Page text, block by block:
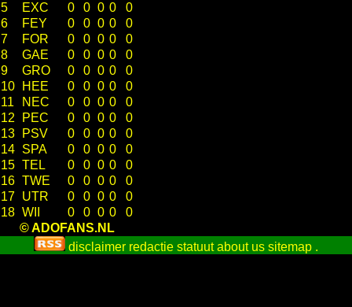
5
EXC 0 0 0 0
0
6
FEY 0 0 0 0
0
7
FOR 0 0 0 0
0
8
GAE 0 0 0 0
0
9
GRO 0 0 0 0
0
10
HEE 0 0 0 0
0
11
NEC 0 0 0 0
0
12
PEC 0 0 0 0
0
13
PSV 0 0 0 0
0
14 SPA 0 0 0 0
0
15 TEL 0 0 0 0
0
16 TWE 0 0 0 0
0
17 UTR 0 0 0 0
0
18 WII 0 0 0 0
0
© ADOFANS.NL
disclaimer redactie statuut about us sitemap .